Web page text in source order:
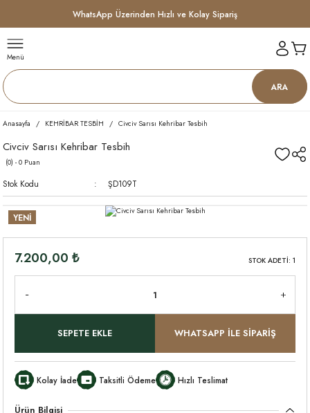
WhatsApp Üzerinden Hızlı ve Kolay Sipariş
Menü
ARA
Anasayfa KEHRİBAR TESBİH Civciv Sarısı Kehribar Tesbih
Civciv Sarısı Kehribar Tesbih
(0) - 0 Puan
Stok Kodu ŞD109T
YENİ
7.200,00 ₺ STOK ADETİ: 1
SEPETE EKLE WHATSAPP İLE SİPARİŞ
Kolay İade Taksitli Ödeme Hızlı Teslimat
Ürün Bilgisi